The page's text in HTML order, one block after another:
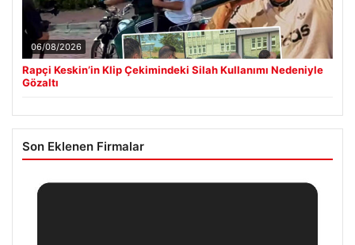
06/08/2026
Rapçi Keskin’in Klip Çekimindeki Silah Kullanımı Nedeniyle
Gözaltı
Son Eklenen Firmalar